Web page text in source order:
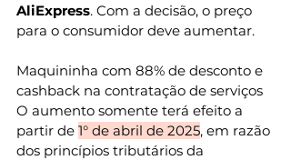
AliExpress. Com a decisão, o preço
para o consumidor deve aumentar.
Maquininha com 88% de desconto e
cashback na contratação de serviços
O aumento somente terá efeito a
partir de 1° de abril de 2025, em razão
dos princípios tributários da